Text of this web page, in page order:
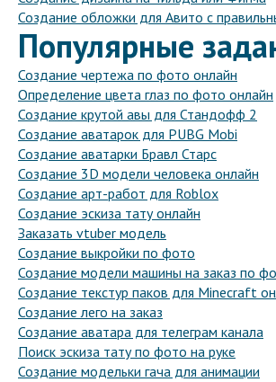
Создание обложки для Авито с
Популярные
Создание чертежа по фото онлайн
Определение цвета глаз по фото онлайн
Создание крутой авы для Стандофф 2
Создание аватарок для PUBG Mobi
Создание аватарки Бравл Старс
Создание 3D модели человека онлайн
Создание арт-работ для Roblox
Создание эскиза тату онлайн
Заказать vtuber модель
Создание выкройки по фото
Создание модели машины на заказ по
Создание текстур паков для Minecraft
Создание лего на заказ
Создание аватара для телеграм канала
Поиск эскиза тату по фото на руке
Создание модельки гача для анимации